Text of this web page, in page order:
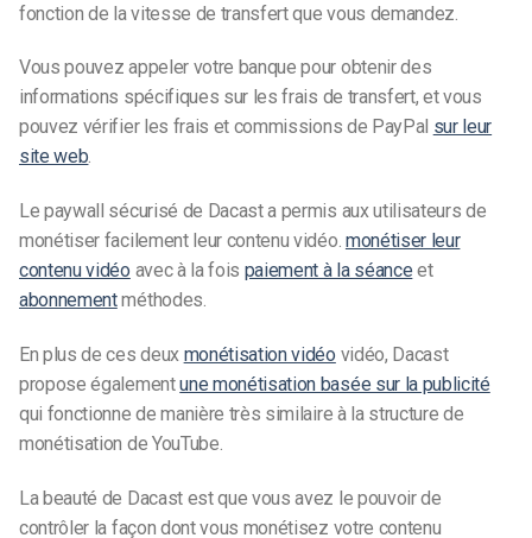
fonction de la vitesse de transfert que vous demandez.
Vous pouvez appeler votre banque pour obtenir des
informations spécifiques sur les frais de transfert, et vous
pouvez vérifier les frais et commissions de PayPal sur leur
site web.
Le paywall sécurisé de Dacast a permis aux utilisateurs de
monétiser facilement leur contenu vidéo. monétiser leur
contenu vidéo avec à la fois paiement à la séance et
abonnementméthodes.
En plus de ces deux monétisation vidéo vidéo, Dacast
propose égalementune monétisation basée sur la publicité
qui fonctionne de manière très similaire à la structure de
monétisation de YouTube.
La beauté de Dacast est que vous avez le pouvoir de
contrôler la façon dont vous monétisez votre contenu